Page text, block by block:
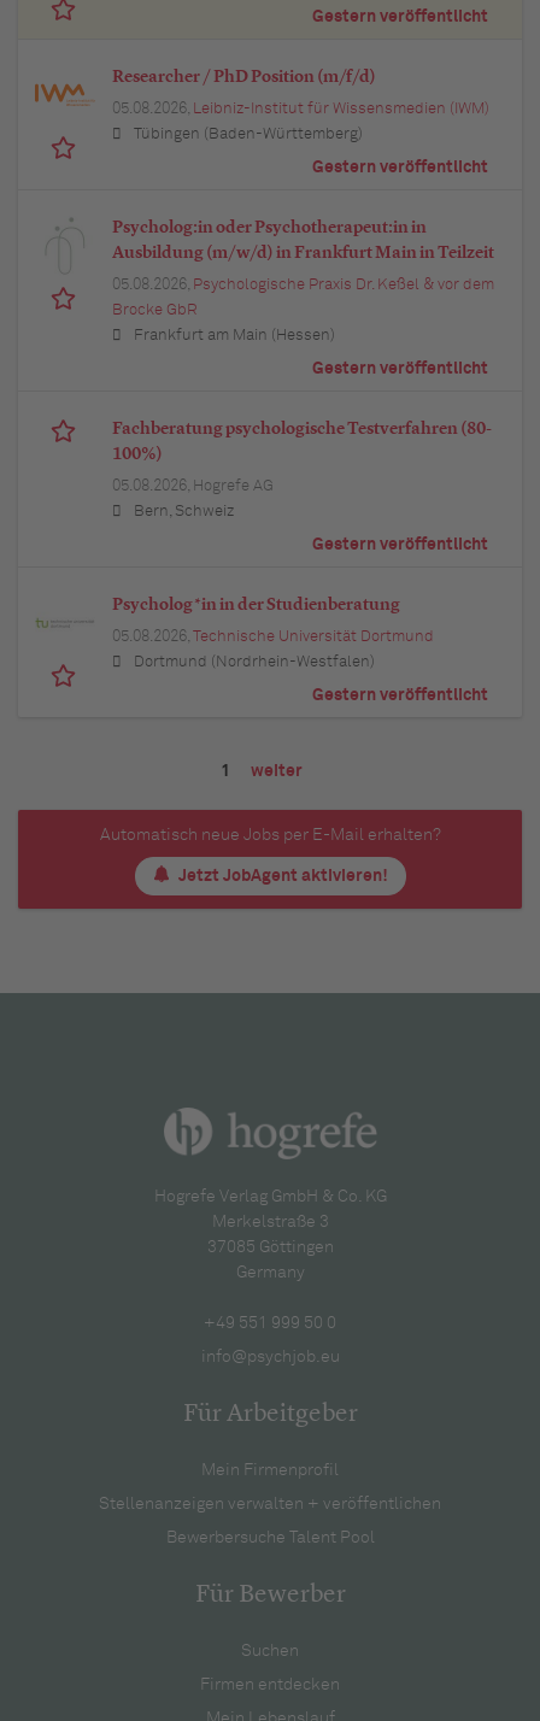
Gestern veröffentlicht
Researcher / PhD Position (m/f/d)
05.08.2026, Leibniz-Institut für Wissensmedien (IWM)
Tübingen (Baden-Württemberg)
Gestern veröffentlicht
Psycholog:in oder Psychotherapeut:in in
Ausbildung (m/w/d) in Frankfurt Main in Teilzeit
05.08.2026, Psychologische Praxis Dr. Keßel & vor dem
Brocke GbR
Frankfurt am Main (Hessen)
Gestern veröffentlicht
Fachberatung psychologische Testverfahren (80-
100%)
05.08.2026, Hogrefe AG
Bern, Schweiz
Gestern veröffentlicht
Psycholog*in in der Studienberatung
05.08.2026,
Technische Universität Dortmund
Dortmund (Nordrhein-Westfalen)
Gestern veröffentlicht
1 weiter
Automatisch neue Jobs per E-Mail erhalten?
Jetzt JobAgent aktivieren!
Hogrefe Verlag GmbH & Co. KG
Merkelstraße 3
37085 Göttingen
Germany
+49 551 999 50 0
info@psychjob.eu
Für Arbeitgeber
Mein Firmenprofil
Stellenanzeigen verwalten + veröffentlichen
Bewerbersuche Talent Pool
Für Bewerber
Suchen
Firmen entdecken